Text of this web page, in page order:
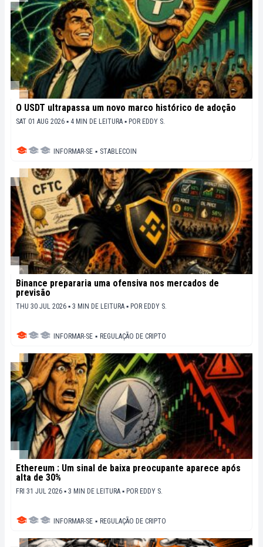
O USDT ultrapassa um novo marco histórico de adoção
SAT 01 AUG 2026 ▪ 4 MIN DE LEITURA ▪ POR EDDY S.
INFORMAR-SE ▪ STABLECOIN
Binance prepararia uma ofensiva nos mercados de
previsão
THU 30 JUL 2026 ▪ 3 MIN DE LEITURA ▪ POR EDDY S.
INFORMAR-SE ▪ REGULAÇÃO DE CRIPTO
Ethereum : Um sinal de baixa preocupante aparece após
alta de 30%
FRI 31 JUL 2026 ▪ 3 MIN DE LEITURA ▪ POR EDDY S.
INFORMAR-SE ▪ REGULAÇÃO DE CRIPTO